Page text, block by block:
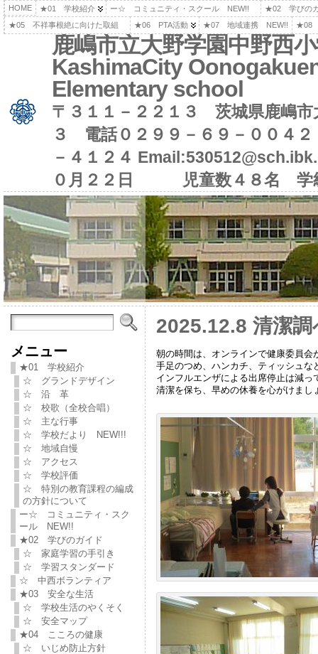
HOME ★01 学校紹介 ー☆ コミュニティ・スクール NEW!!
★02 学びの
★05 不祥事根絶に向けた取組
★06 PTA活動 ★07 地域連携 NEW!! ★08
鹿嶋市立大野学園中野西
KashimaCity
Elementary school
〒３１１－２２１３ 茨城県鹿嶋市
３ 電話０２９９－６９－００４
－４１２４
０月２２日 児童数４８名 学級
メニュー
★01 学校紹介
☆ グランドデザイン
☆ 沿 革
☆ 校歌（全校合唱）
☆ 主な行事
☆ 学校だより NEW!!!
☆ 地域自慢
☆ アクセス
☆ 学校評価
☆ 特別の教育課程の編成
の方針について
ー☆ コミュニティ・スク
ール NEW!!
★02 学びのガイド
☆ 家庭学習の手引き
☆ 学習スタンダード
☆ 中西ボランティア
★03 安全な生活
☆ 学校生活のやくそく
☆ 安全マップ
★04 こころの健康
☆ いじめ防止方針
2025.12.8 清潔調
朝の時間は、オンラインで健康委員会
手足のつめ、ハンカチ、ティッシュな
インフルエンザによる出席停止は減
清潔を保ち、早めの休養を心がけまし